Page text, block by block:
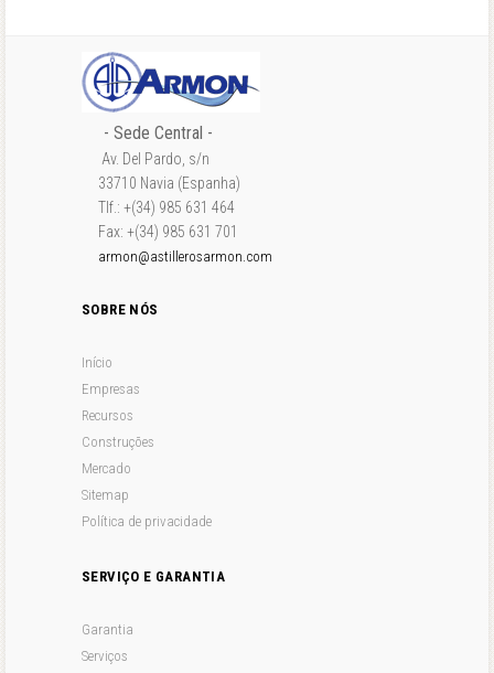
- Sede Central -
Av. Del Pardo, s/n
33710 Navia (Espanha)
Tlf.: +(34) 985 631 464
Fax: +(34) 985 631 701
armon@astillerosarmon.com
SOBRE NÓS
Início
Empresas
Recursos
Construções
Mercado
Sitemap
Política de privacidade
SERVIÇO E GARANTIA
Garantia
Serviços